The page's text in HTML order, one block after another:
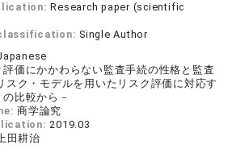
Research paper (scientific
Single Author
評価にかかわらない監査手続の性格と監査
スク・モデルを用いたリスク評価に対応す
比較から－
商学論究
2019.03
田耕治